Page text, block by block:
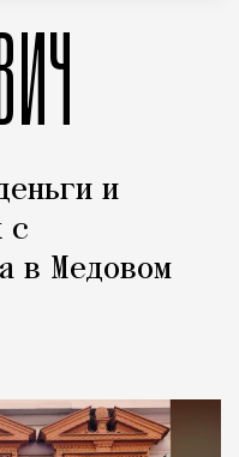
и
с
в Медовом